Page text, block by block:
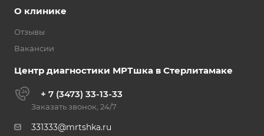
О клинике
Отзывы
Вакансии
Центр диагностики МРТшка в Стерлитамаке
+ 7 (3473) 33-13-33
Заказать звонок, 24/7
331333@mrtshka.ru